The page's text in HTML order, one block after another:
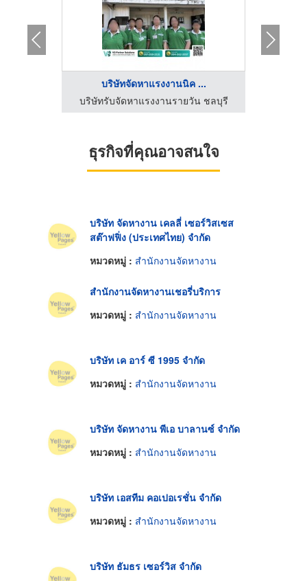
บริษัทจัดหาแรงงานนิค ...
บริษัทรับจัดหาแรงงานรายวัน ชลบุรี
ธุรกิจที่คุณอาจสนใจ
บริษัท จัดหางาน เคลลี่ เซอร์วิสเซส
สต๊าฟฟิ่ง (ประเทศไทย) จำกัด
หมวดหมู่ : สำนักงานจัดหางาน
สำนักงานจัดหางานเชอรี่บริการ
หมวดหมู่ : สำนักงานจัดหางาน
บริษัท เค อาร์ ซี 1995 จำกัด
หมวดหมู่ : สำนักงานจัดหางาน
บริษัท จัดหางาน พีเอ บาลานซ์ จำกัด
หมวดหมู่ : สำนักงานจัดหางาน
บริษัท เอสทีม คอเปอเรชั่น จำกัด
หมวดหมู่ : สำนักงานจัดหางาน
บริษัท ธัมธร เซอร์วิส จำกัด